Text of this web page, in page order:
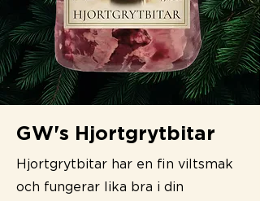
GW's Hjortgrytbitar
Hjortgrytbitar har en fin viltsmak
och fungerar lika bra i din